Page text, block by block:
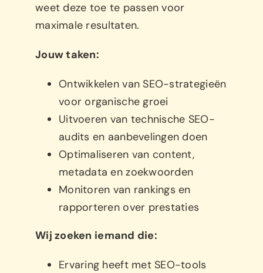
weet deze toe te passen voor
maximale resultaten.
Jouw taken:
Ontwikkelen van SEO-strategieën
voor organische groei
Uitvoeren van technische SEO-
audits en aanbevelingen doen
Optimaliseren van content,
metadata en zoekwoorden
Monitoren van rankings en
rapporteren over prestaties
Wij zoeken iemand die:
Ervaring heeft met SEO-tools